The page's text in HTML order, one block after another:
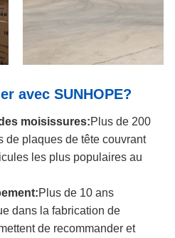
avec SUNHOPE?
moisissures:Plus de 200
de plaques de tête couvrant
les plus populaires au
Plus de 10 ans
dans la fabrication de
de recommander et